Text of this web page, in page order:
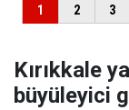
Kırıkkale
büyüleyici